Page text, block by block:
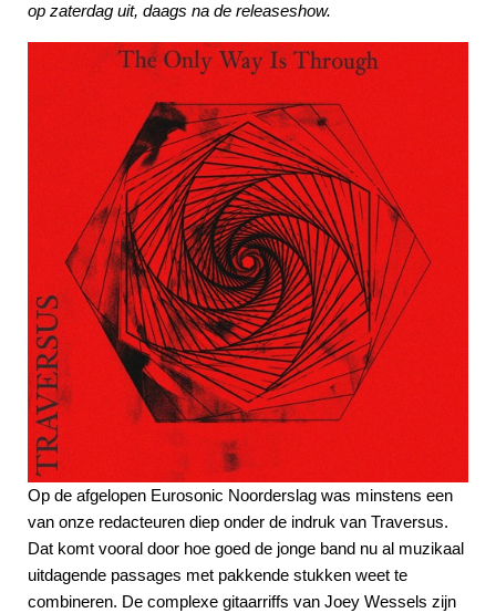
op zaterdag uit, daags na de releaseshow.
Op de afgelopen Eurosonic Noorderslag was minstens een
van onze redacteuren diep onder de indruk van Traversus.
Dat komt vooral door hoe goed de jonge band nu al muzikaal
uitdagende passages met pakkende stukken weet te
combineren. De complexe gitaarriffs van Joey Wessels zijn